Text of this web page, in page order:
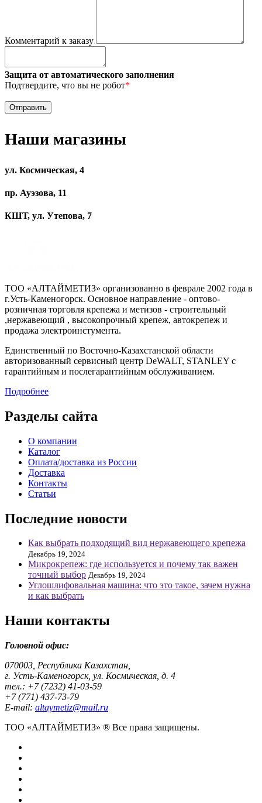
Комментарий к заказу
Защита от автоматического заполнения
Подтвердите, что вы не робот*
Наши магазины
ул. Космическая, 4
пр. Ауэзова, 11
КШТ, ул. Утепова, 7
ТОО «АЛТАЙМЕТИЗ» организованно в феврале 2002 года в
г.Усть-Каменогорск. Основное направление - оптово-
розничная торговля крепежа и метизов - строительный
,нержавеющий , высокопрочный крепеж, автокрепеж и
продажа электроинстумента.
Единственный по Восточно-Казахстанской области
авторизованный сервисный центр DeWALT, STANLEY с
гарантийным и послегарантийным обслуживанием.
Подробнее
Разделы сайта
О компании
Каталог
Оплата/доставка из России
Доставка
Контакты
Статьи
Последние новости
Как выбрать подходящий вид нержавеющего крепежа
Декабрь 19, 2024
Микрокрепеж: где используется и почему так важен
точный выбор Декабрь 19, 2024
Углошлифовальная машина: что это такое, зачем нужна
и как выбрать
Наши контакты
Головной офис:
070003, Республика Казахстан,
г. Усть-Каменогорск, ул. Космическая, д. 4
тел.: +7 (7232) 41-03-59
+7 (771) 437-73-79
E-mail: altaymetiz@mail.ru
ТОО «АЛТАЙМЕТИЗ» ® Все права защищены.